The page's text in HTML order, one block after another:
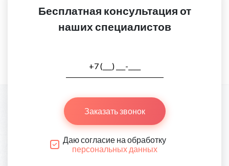
Бесплатная консультация от
наших специалистов
Заказать звонок
Даю согласие на обработку
персональных данных